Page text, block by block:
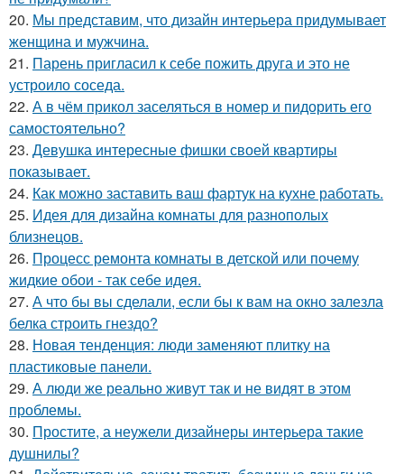
20. Мы представим, что дизайн интерьера придумывает
женщина и мужчина.
21. Парень пригласил к себе пожить друга и это не
устроило соседа.
22. А в чём прикол заселяться в номер и пидорить его
самостоятельно?
23. Девушка интересные фишки своей квартиры
показывает.
24. Как можно заставить ваш фартук на кухне работать.
25. Идея для дизайна комнаты для разнополых
близнецов.
26. Процесс ремонта комнаты в детской или почему
жидкие обои - так себе идея.
27. А что бы вы сделали, если бы к вам на окно залезла
белка строить гнездо?
28. Новая тенденция: люди заменяют плитку на
пластиковые панели.
29. А люди же реально живут так и не видят в этом
проблемы.
30. Простите, а неужели дизайнеры интерьера такие
душнилы?